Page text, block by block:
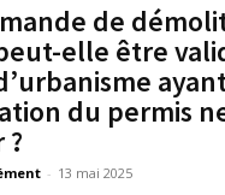
de
elle être
du permis
- 13 mai 2025